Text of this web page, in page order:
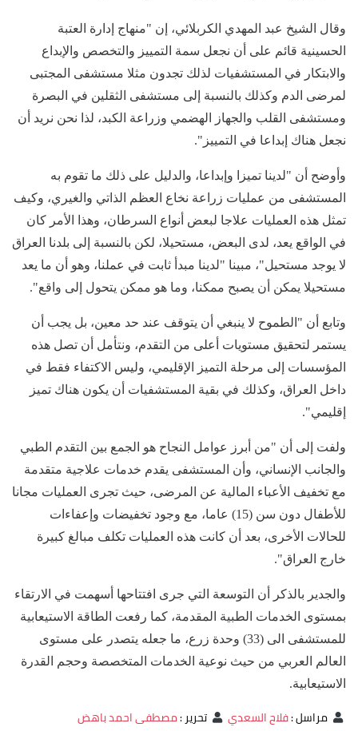
وقال الشيخ عبد المهدي الكربلائي، إن "منهاج إدارة العتبة
الحسينية قائم على أن نجعل سمة التمييز والتخصص والإبداع
والابتكار في المستشفيات لذلك تجدون مثلا مستشفى المجتبى
لمرضى الدم وكذلك بالنسبة إلى مستشفى الثقلين في البصرة
ومستشفى القلب والجهاز الهضمي وزراعة الكبد، لذا نحن نريد أن
نجعل هناك إبداعا في التمييز".
وأوضح أن "لدينا تميزا وإبداعا، والدليل على ذلك ما تقوم به
المستشفى من عمليات زراعة نخاع العظم الذاتي والغيري، وكيف
تمثل هذه العمليات علاجا لبعض أنواع السرطان، وهذا الأمر كان
في الواقع يعد، لدى البعض، مستحيلا، لكن بالنسبة إلى بلدنا العراق
لا يوجد مستحيل"، مبينا "لدينا مبدأ ثابت في عملنا، وهو أن ما يعد
مستحيلا يمكن أن يصبح ممكنا، وما هو ممكن يتحول إلى واقع".
وتابع أن "الطموح لا ينبغي أن يتوقف عند حد معين، بل يجب أن
يستمر لتحقيق مستويات أعلى من التقدم، ونتأمل أن تصل هذه
المؤسسات إلى مرحلة التميز الإقليمي، وليس الاكتفاء فقط في
داخل العراق، وكذلك في بقية المستشفيات أن يكون هناك تميز
إقليمي".
ولفت إلى أن "من أبرز عوامل النجاح هو الجمع بين التقدم الطبي
والجانب الإنساني، وأن المستشفى يقدم خدمات علاجية متقدمة
مع تخفيف الأعباء المالية عن المرضى، حيث تجرى العمليات مجانا
للأطفال دون سن (15) عاما، مع وجود تخفيضات وإعفاءات
للحالات الأخرى، بعد أن كانت هذه العمليات تكلف مبالغ كبيرة
خارج العراق".
والجدير بالذكر أن التوسعة التي جرى افتتاحها أسهمت في الارتقاء
بمستوى الخدمات الطبية المقدمة، كما رفعت الطاقة الاستيعابية
للمستشفى الى (33) وحدة زرع، ما جعله يتصدر على مستوى
العالم العربي من حيث نوعية الخدمات المتخصصة وحجم القدرة
الاستيعابية.
مراسل:فلاح السعدي تحرير:مصطفى احمد باهض